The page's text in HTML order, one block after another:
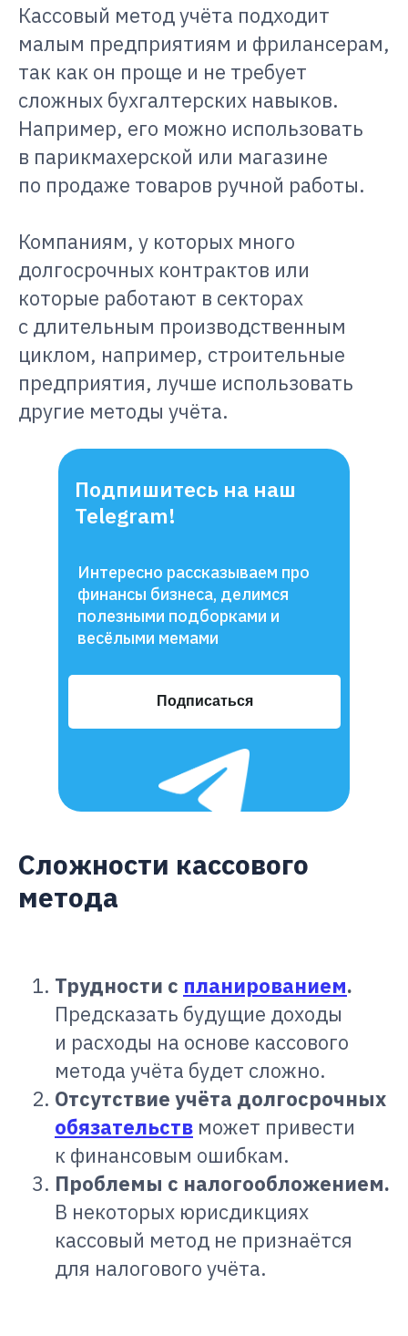
Кассовый метод учёта подходит
малым предприятиям и фрилансерам,
так как он проще и не требует
сложных бухгалтерских навыков.
Например, его можно использовать
в парикмахерской или магазине
по продаже товаров ручной работы.
Компаниям, у которых много
долгосрочных контрактов или
которые работают в секторах
с длительным производственным
циклом, например, строительные
предприятия, лучше использовать
другие методы учёта.
Подпишитесь на наш
Telegram!
Подписаться
Интересно рассказываем про
финансы бизнеса, делимся
полезными подборками и
весёлыми мемами
Сложности кассового
метода
Трудности с планированием.
Предсказать будущие доходы
и расходы на основе кассового
метода учёта будет сложно.
Отсутствие учёта долгосрочных
обязательств может привести
к финансовым ошибкам.
Проблемы с налогообложением.
В некоторых юрисдикциях
кассовый метод не признаётся
для налогового учёта.